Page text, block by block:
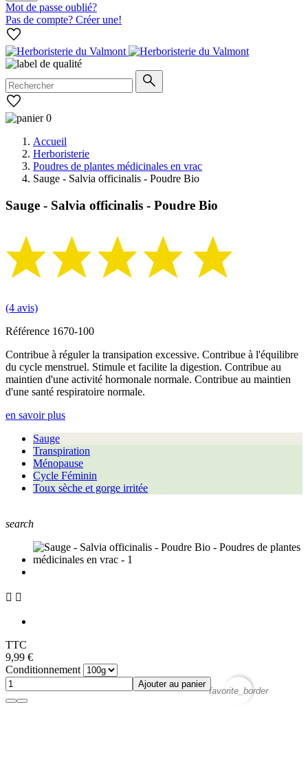
Mot de passe oublié?
Pas de compte? Créer une!
0
Accueil
Herboristerie
Poudres de plantes médicinales en vrac
Sauge - Salvia officinalis - Poudre Bio
Sauge - Salvia officinalis - Poudre Bio
(4 avis)
Référence 1670-100
Contribue à réguler la transipation excessive. Contribue à l'équilibre
du cycle menstruel. Stimule et facilite la digestion. Contribue au
maintien d'une activité hormonale normale. Contribue au maintien
d'une santé respiratoire normale.
en savoir plus
Sauge
Transpiration
Ménopause
Cycle Féminin
Toux sèche et gorge irritée
search
 
TTC
9,99 €
Conditionnement
Ajouter au panier
favorite_border